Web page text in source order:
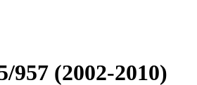
957 (2002-2010)